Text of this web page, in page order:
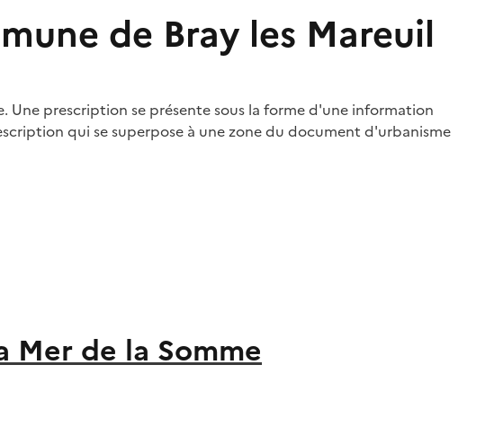
de Bray les Mareuil
Une prescription se présente sous la forme d'une information
qui se superpose à une zone du document d'urbanisme
de la Somme